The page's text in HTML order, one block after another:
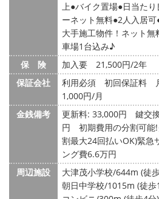
上 バイク置場 日当た
ーネット無料 2人入居可
大手施工物件！ネット
車場1台込み♪
保 険
加入要 21,500円/2年
保証会社
利用必須 初回保証料
1,000円/月
金銭備考
更新料: 33,000円 鍵交
円
初期費用の分割可能
割最大24回払いOK)緊
ング費6.6万円
周辺施設
大津茂小学校/644m (徒
朝日中学校/1015m (徒歩